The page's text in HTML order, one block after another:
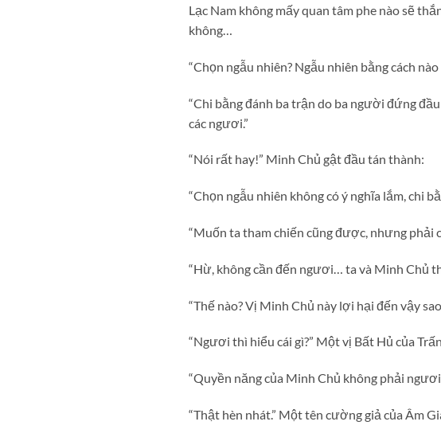
Lạc Nam không mấy quan tâm phe nào sẽ
không…
“Chọn ngẫu nhiên? Ngẫu nhiên bằng cách
“Chi bằng đánh ba trận do ba người đứng
các ngươi.”
“Nói rất hay!” Minh Chủ gật đầu tán thành:
“Chọn ngẫu nhiên không có ý nghĩa lắm, chi
“Muốn ta tham chiến cũng được, nhưng phải
“Hừ, không cần đến ngươi… ta và Minh Chủ
“Thế nào? Vị Minh Chủ này lợi hại đến vậy
“Ngươi thì hiểu cái gì?” Một vị Bất Hủ của
“Quyền năng của Minh Chủ không phải ngươi
“Thật hèn nhát.” Một tên cường giả của Âm